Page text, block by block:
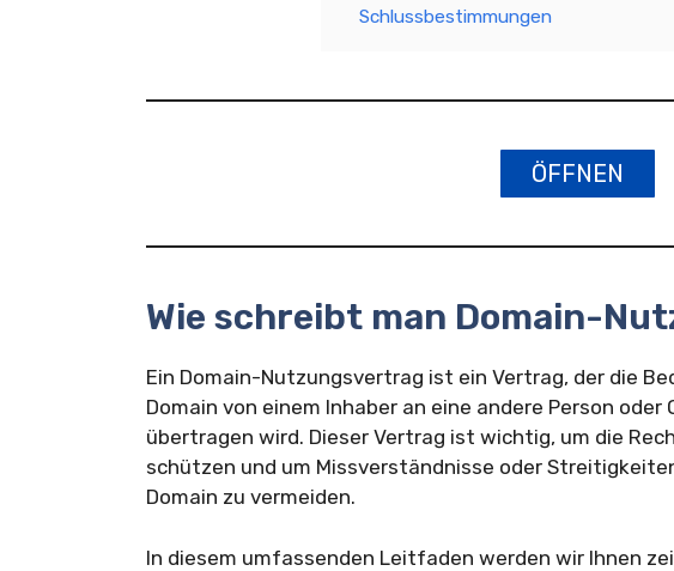
Schlussbestimmungen
ÖFFNEN
Wie schreibt man Domain-
Ein Domain-Nutzungsvertrag ist ein Vertrag, der die
Domain von einem Inhaber an eine andere Person
übertragen wird. Dieser Vertrag ist wichtig, um die
schützen und um Missverständnisse oder
Domain zu vermeiden.
In diesem umfassenden Leitfaden werden wir Ihnen